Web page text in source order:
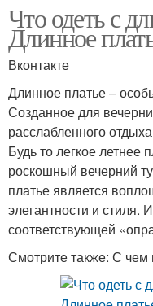
Что одеть с
Длинное
Вконтакте
Длинное платье –
Созданное для
расслабленного
Будь то легкое летнее
роскошный вечерний
платье является
элегантности и стиля.
соответствующей
Смотрите также: С чем